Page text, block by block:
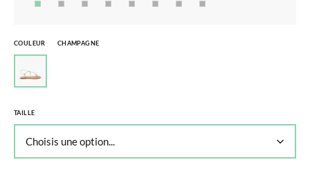
COULEUR CHAMPAGNE
TAILLE